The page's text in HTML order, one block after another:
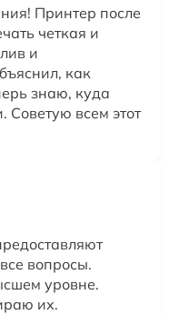
Принтер после
четкая и
и
как
знаю, куда
Советую всем этот
вопросы.
уровне.
их.